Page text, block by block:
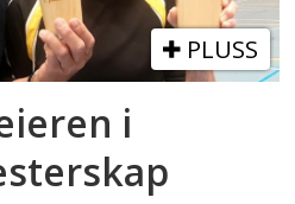
PLUSS
i